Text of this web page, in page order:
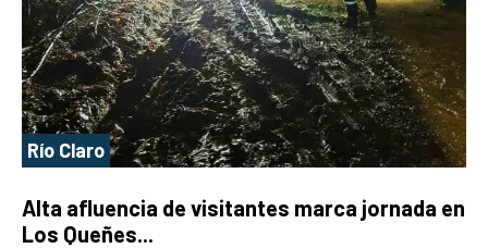
Río Claro
Alta afluencia de visitantes marca jornada en
Los Queñes...